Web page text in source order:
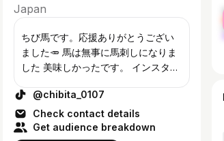
Japan
ちび馬です。応援ありがとうござい
ました🥕 馬は無事に馬刺しになりま
した 美味しかったです。 インスタで
ちび馬 で検索
@chibita_0107
Check contact details
Get audience breakdown